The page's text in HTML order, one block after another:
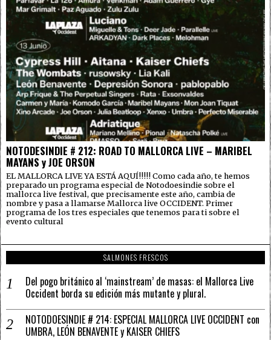
NOTODESINDIE # 212: ROAD TO MALLORCA LIVE – MARIBEL
MAYANS y JOE ORSON
EL MALLORCA LIVE YA ESTÁ AQUÍ!!!!! Como cada año, te hemos
preparado un programa especial de Notodoesindie sobre el
mallorca live festival, que precisamente este año, cambia de
nombre y pasa a llamarse Mallorca live OCCIDENT. Primer
programa de los tres especiales que tenemos para ti sobre el
evento cultural
SALMONES FRESCOS
Del pogo británico al ‘mainstream’ de masas: el Mallorca Live
Occident borda su edición más mutante y plural.
NOTODOESINDIE # 214: ESPECIAL MALLORCA LIVE OCCIDENT con
UMBRA, LEÓN BENAVENTE y KAISER CHIEFS